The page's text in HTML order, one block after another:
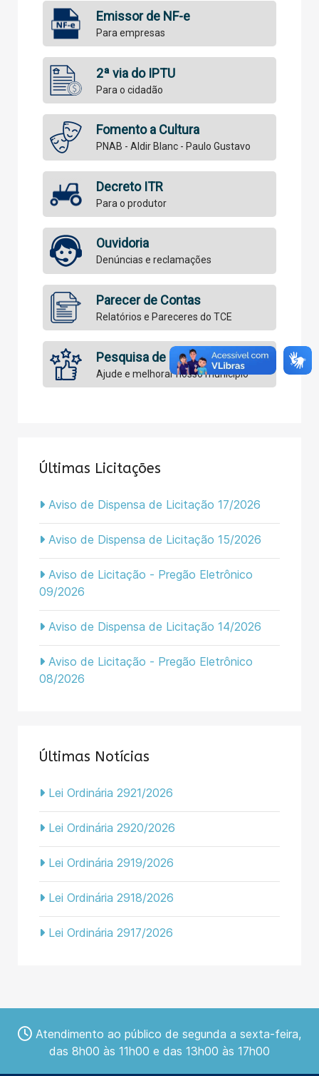
Emissor de NF-e
Para empresas
2ª via do IPTU
Para o cidadão
Fomento a Cultura
PNAB - Aldir Blanc - Paulo Gustavo
Decreto ITR
Para o produtor
Ouvidoria
Denúncias e reclamações
Parecer de Contas
Relatórios e Pareceres do TCE
Pesquisa de Satisfação
Ajude e melhorar nosso município
Últimas Licitações
Aviso de Dispensa de Licitação 17/2026
Aviso de Dispensa de Licitação 15/2026
Aviso de Licitação - Pregão Eletrônico
09/2026
Aviso de Dispensa de Licitação 14/2026
Aviso de Licitação - Pregão Eletrônico
08/2026
Últimas Notícias
Lei Ordinária 2921/2026
Lei Ordinária 2920/2026
Lei Ordinária 2919/2026
Lei Ordinária 2918/2026
Lei Ordinária 2917/2026
Atendimento ao público de segunda a sexta-feira,
das 8h00 às 11h00 e das 13h00 às 17h00